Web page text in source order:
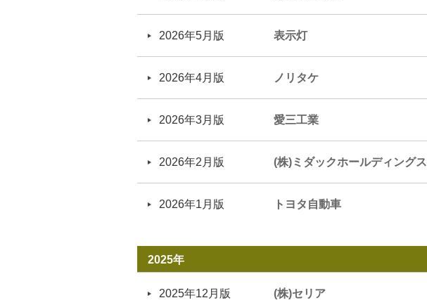
2026年5月版 表示灯
2026年4月版 ノリタケ
2026年3月版 愛三工業
2026年2月版 (株)ミダックホールディングス
2026年1月版 トヨタ自動車
2025年
2025年12月版 (株)セリア